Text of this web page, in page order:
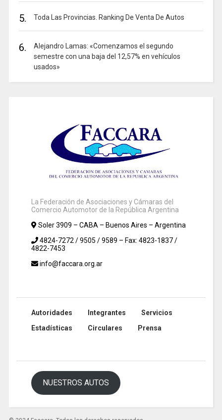
5. Toda Las Provincias. Ranking De Venta De Autos
6.
Alejandro Lamas: «Comenzamos el segundo
semestre con una baja del 12,57% en vehículos
usados»
La Federación de Asociaciones y Cámaras del
Comercio Automotor de la República Argentina
Soler 3909 – CABA – Buenos Aires – Argentina
4824-7272 / 9505 / 9589 – Fax: 4823-1837 /
4822-7453
info@faccara.org.ar
Autoridades Integrantes
Servicios
Estadísticas
Circulares Prensa
NUESTROS AUTOS